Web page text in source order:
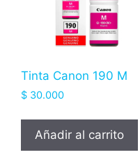
Tinta Canon 190 M
$ 30.000
Añadir al carrito